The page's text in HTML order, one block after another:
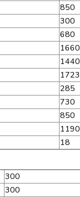
850
300
680
1660
1440
1723
285
730
850
1190
18
300
300